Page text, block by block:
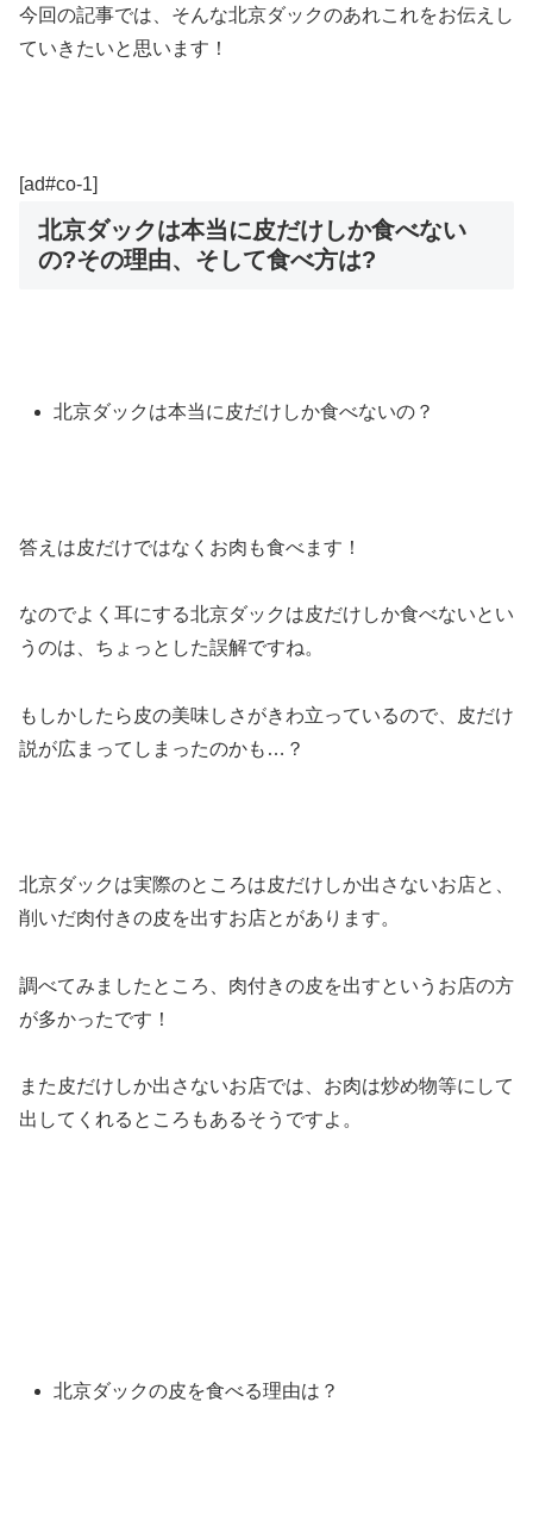
今回の記事では、そんな北京ダックのあれこれをお伝えし
ていきたいと思います！
[ad#co-1]
北京ダックは本当に皮だけしか食べない
の?その理由、そして食べ方は?
北京ダックは本当に皮だけしか食べないの？
答えは皮だけではなくお肉も食べます！
なのでよく耳にする北京ダックは皮だけしか食べないとい
うのは、ちょっとした誤解ですね。
もしかしたら皮の美味しさがきわ立っているので、皮だけ
説が広まってしまったのかも…？
北京ダックは実際のところは皮だけしか出さないお店と、
削いだ肉付きの皮を出すお店とがあります。
調べてみましたところ、肉付きの皮を出すというお店の方
が多かったです！
また皮だけしか出さないお店では、お肉は炒め物等にして
出してくれるところもあるそうですよ。
北京ダックの皮を食べる理由は？